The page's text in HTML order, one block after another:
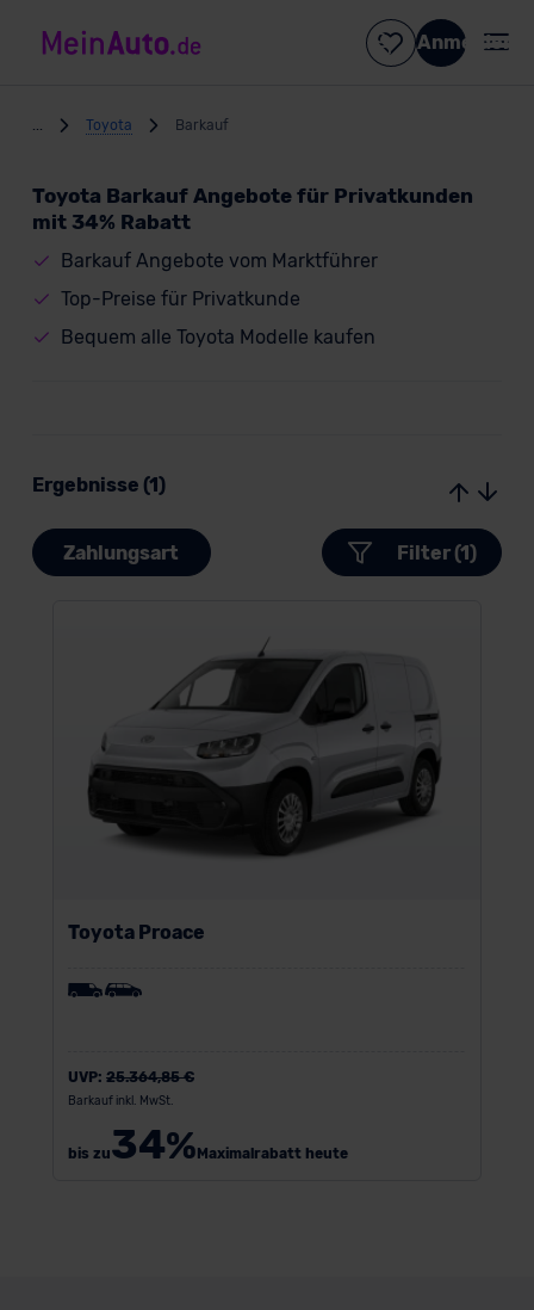
Anmelden
Toyota Barkauf
Toyota Barkauf Angebote für Privatkunden
mit 34% Rabatt
Barkauf Angebote vom Marktführer
Top-Preise für Privatkunde
Bequem alle Toyota Modelle kaufen
Ergebnisse (1)
Zahlungsart Filter (1)
Toyota Proace
UVP: 25.364,85 €
Barkauf inkl. MwSt.
bis zu34%Maximalrabatt heute